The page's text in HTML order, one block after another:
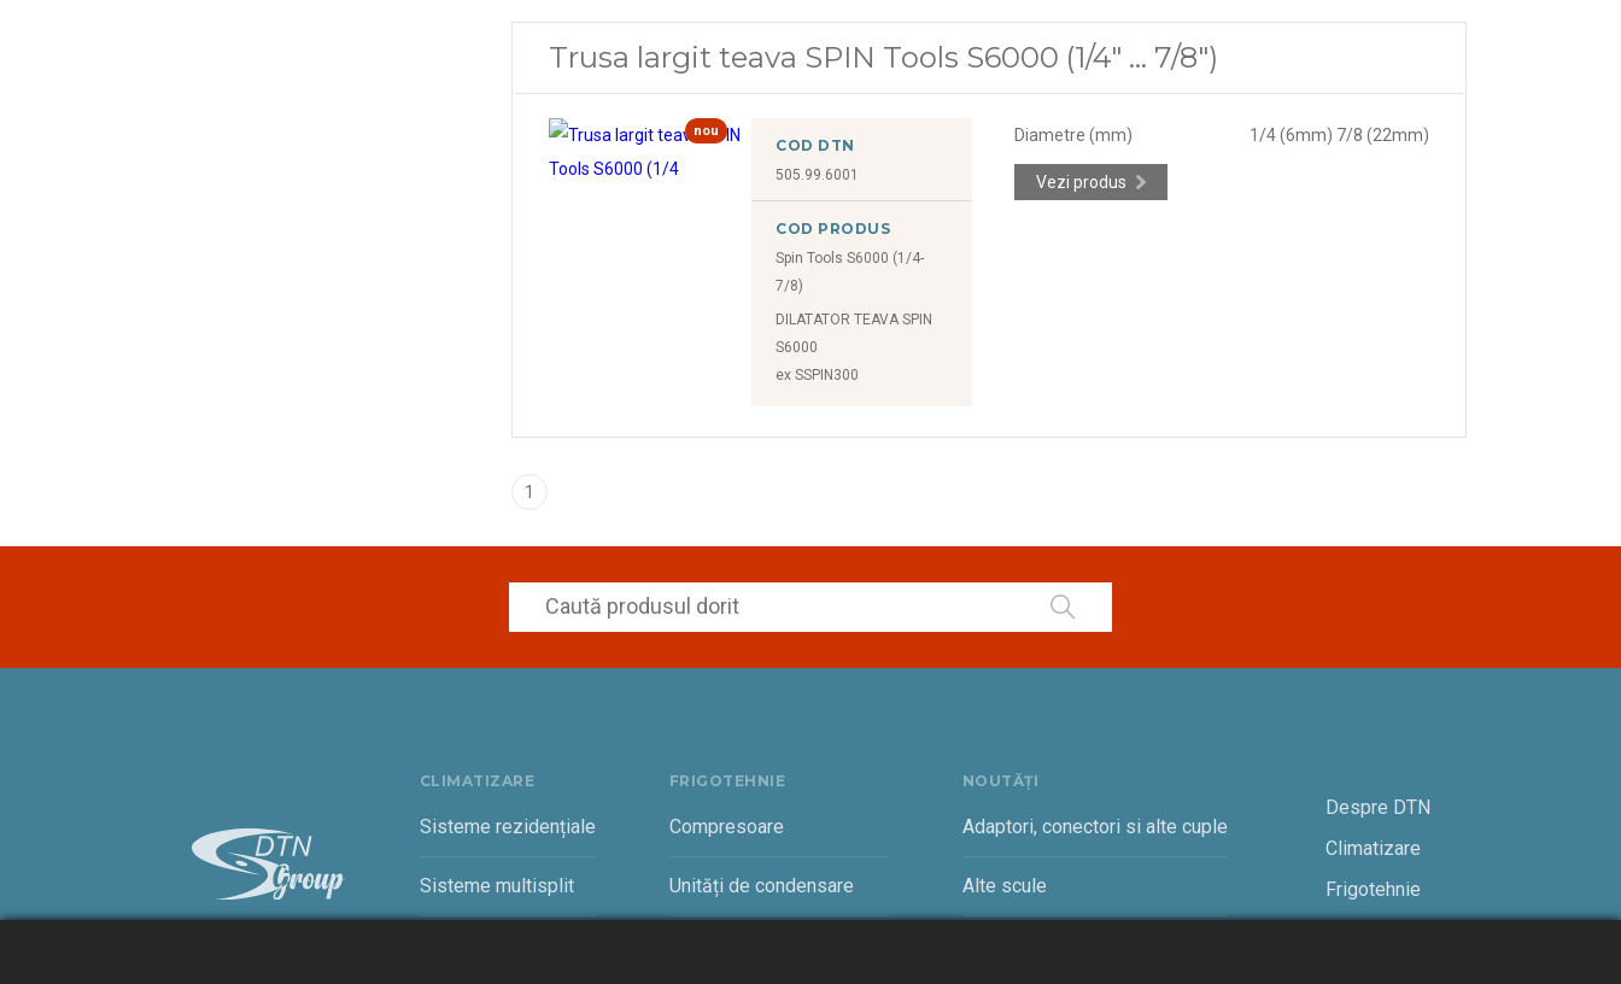
Trusa largit teava SPIN Tools S6000 (1/4" ... 7/8")
nou
COD DTN
505.99.6001
COD PRODUS
Spin Tools S6000 (1/4-
7/8)
DILATATOR TEAVA SPIN
S6000
ex SSPIN300
Diametre (mm) 1/4 (6mm) 7/8 (22mm)
Vezi produs
1
CLIMATIZARE
Sisteme rezidențiale
Sisteme multisplit
FRIGOTEHNIE
Compresoare
Unități de condensare
NOUTĂȚI
Adaptori, conectori si alte cuple
Alte scule
Despre DTN
Climatizare
Frigotehnie